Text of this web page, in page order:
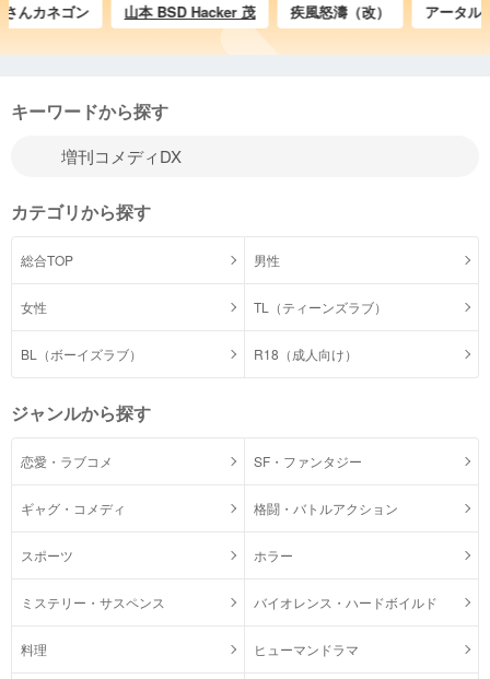
ネゴン 山本 BSD Hacker 茂 疾風怒濤（改） アータル
キーワードから探す
カテゴリから探す
総合TOP 男性
女性 TL（ティーンズラブ）
BL（ボーイズラブ） R18（成人向け）
ジャンルから探す
恋愛・ラブコメ SF・ファンタジー
ギャグ・コメディ 格闘・バトルアクション
スポーツ ホラー
ミステリー・サスペンス バイオレンス・ハードボイルド
料理 ヒューマンドラマ